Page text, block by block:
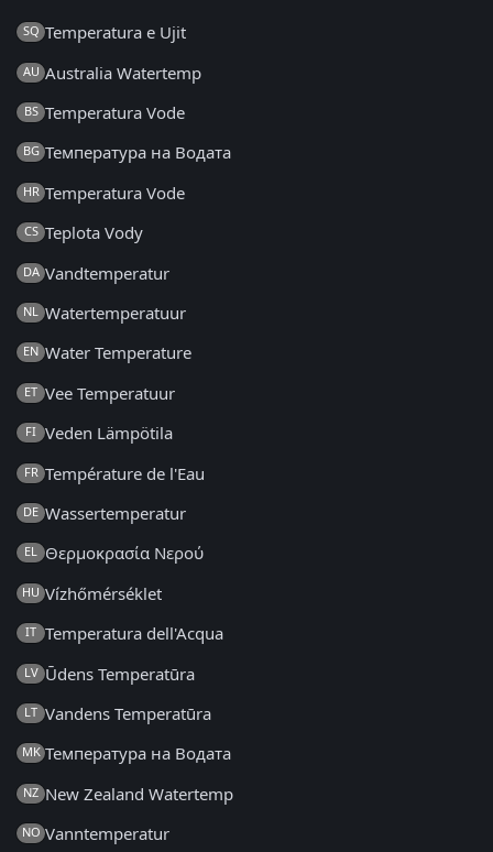
SQ Temperatura e Ujit
AU Australia Watertemp
BS Temperatura Vode
BG Температура на Водата
HR Temperatura Vode
CS Teplota Vody
DA Vandtemperatur
NL Watertemperatuur
EN Water Temperature
ET Vee Temperatuur
FI Veden Lämpötila
FR Température de l'Eau
DE Wassertemperatur
EL Θερμοκρασία Νερού
HU Vízhőmérséklet
IT Temperatura dell'Acqua
LV Ūdens Temperatūra
LT Vandens Temperatūra
MK Температура на Водата
NZ New Zealand Watertemp
NO Vanntemperatur